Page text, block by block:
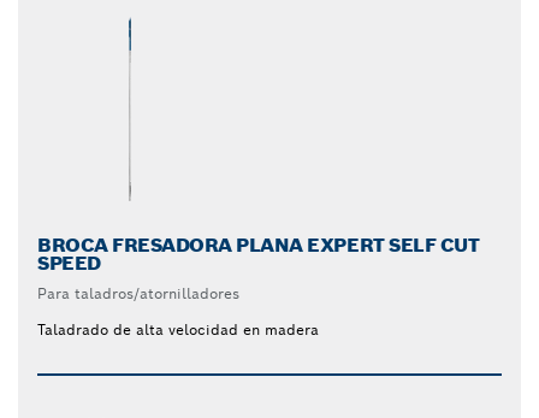
BROCA FRESADORA PLANA EXPERT SELF CUT
SPEED
Para taladros/atornilladores
Taladrado de alta velocidad en madera